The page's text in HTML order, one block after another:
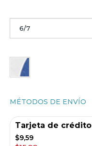
MÉTODOS DE ENVÍO
Tarjeta de crédito
$9,59